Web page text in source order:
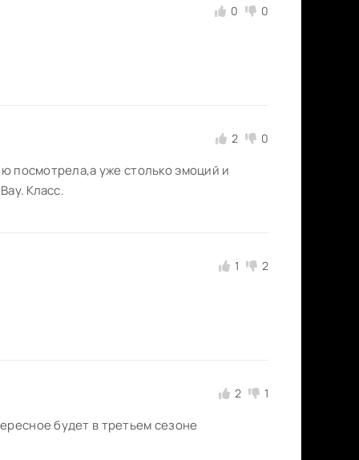
0 0
2 0
посмотрела,а уже столько эмоций и
Класс.
1 2
2 1
будет в третьем сезоне